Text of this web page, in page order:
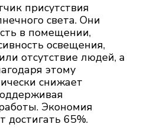
присутствия
света. Они
в помещении,
освещения,
отсутствие людей, а
этому
снижает
Экономия
достигать 65%.